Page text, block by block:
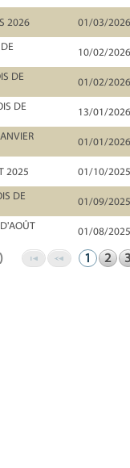
2026
01/03/
10/02/
DE
01/02/
DE
13/01/
01/01/
2025
01/10/
01/09/
01/08/
1 2